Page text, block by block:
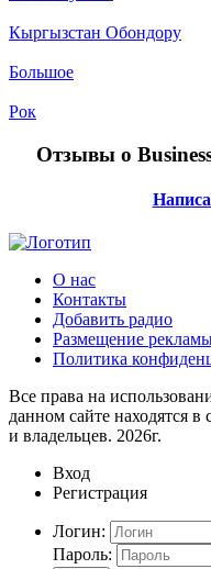
Кыргызстан Обондору
Большое
Рок
Отзывы о
О нас
Контакты
Добавить радио
Размещение
Политика
Все права на
данном сайте находятся в
и владельцев. 2026г.
Вход
Регистрация
Логин:
Пароль: